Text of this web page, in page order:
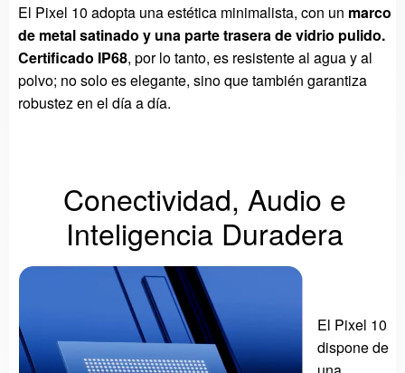
El Pixel 10 adopta una estética minimalista, con un marco
de metal satinado y una parte trasera de vidrio pulido.
Certificado IP68, por lo tanto, es resistente al agua y al
polvo; no solo es elegante, sino que también garantiza
robustez en el día a día.
Conectividad, Audio e
Inteligencia Duradera
El Pixel 10
dispone de